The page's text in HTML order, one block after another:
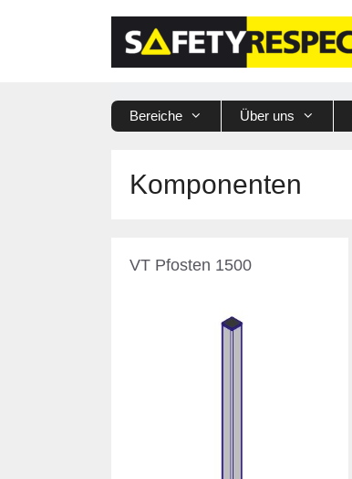
Bereiche Über uns
Komponenten
VT Pfosten 1500